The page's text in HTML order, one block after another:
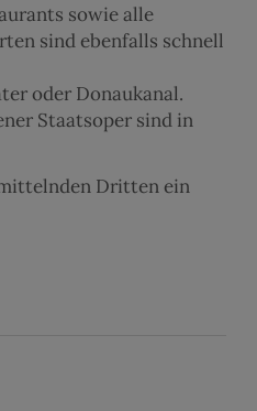
sowie alle
sind ebenfalls schnell
oder Donaukanal.
Staatsoper sind in
Dritten ein